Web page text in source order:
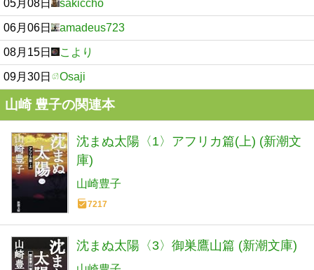
05月08日 sakiccho
06月06日 amadeus723
08月15日 こより
09月30日 Osaji
山崎 豊子の関連本
沈まぬ太陽〈1〉アフリカ篇(上) (新潮文
庫)
山崎豊子
7217
沈まぬ太陽〈3〉御巣鷹山篇 (新潮文庫)